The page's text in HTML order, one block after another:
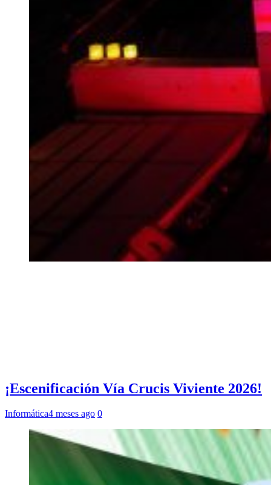
¡Escenificación Vía Crucis Viviente 2026!
Informática4 meses ago 0